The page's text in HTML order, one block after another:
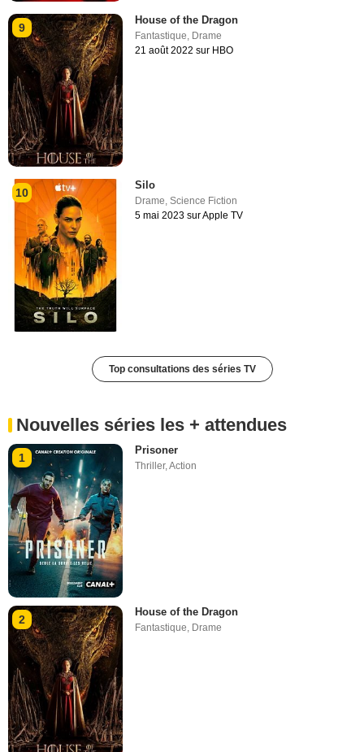
9
House of the Dragon
Fantastique Drame
21 août 2022 sur HBO
10
Silo
Drame,Science Fiction
5 mai 2023 sur Apple TV
Top consultations des séries TV
Nouvelles séries les + attendues
1
Prisoner
Thriller,Action
2
House of the Dragon
Fantastique Drame